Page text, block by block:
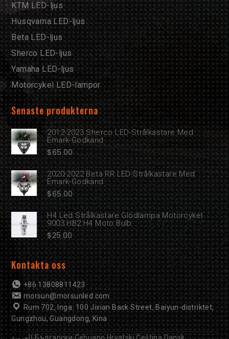
KTM LED-ljus
Husqvarna LED-ljus
Beta LED-ljus
Sherco LED-ljus
Yamaha LED-ljus
Motorcykel LED-lampor
Senaste produkterna
2012-2023 Sherco LED-Strålkastare Med
Emark-Godkänd
$65.00
2020-2022 Beta RR LED-Strålkastare Med
Emark-Godkänd
$65.00
H4 Led Strålkastare Glödlampa Motorcykel
9003 HB2 H4 Moto Bulb
$25.00
Kontakta oss
+86 13808811423
morsun@morsunled.com
Rum 702, Inga. 100 Jixian Back Street, Baiyun-distriktet,
Gungzhou, Guangdong, Kina